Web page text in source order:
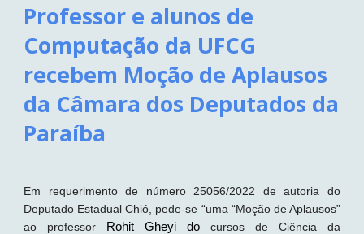
Professor e alunos de
Computação da UFCG
recebem Moção de Aplausos
da Câmara dos Deputados da
Paraíba
Em requerimento de número 25056/2022 de autoria do
Deputado Estadual Chió, pede-se “uma “Moção de Aplausos”
ao professor
Rohit Gheyi do cursos de Ciência da